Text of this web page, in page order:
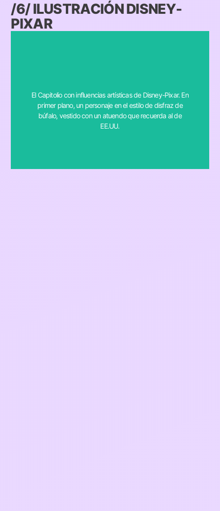
/6/ ILUSTRACIÓN DISNEY-
PIXAR
El Capitolio con influencias artísticas de Disney-Pixar. En
primer plano, un personaje en el estilo de disfraz de
búfalo, vestido con un atuendo que recuerda al de
EE.UU.
prompt: The Capitol with artistic influences from Disney-
Pixar. In the foreground, a generic character inspired by
the buffalo costume style, dressed in an outfit reminiscent